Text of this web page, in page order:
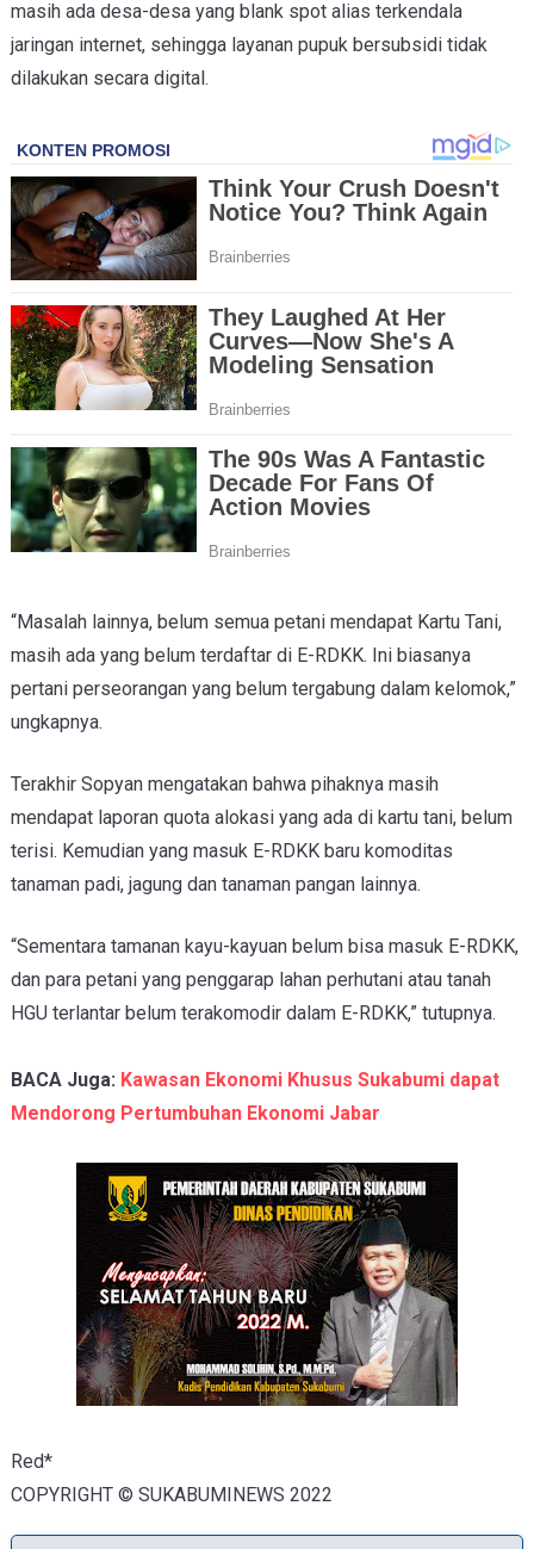
masih ada desa-desa yang blank spot alias terkendala
jaringan internet, sehingga layanan pupuk bersubsidi tidak
dilakukan secara digital.
“Masalah lainnya, belum semua petani mendapat Kartu Tani,
masih ada yang belum terdaftar di E-RDKK. Ini biasanya
pertani perseorangan yang belum tergabung dalam kelomok,”
ungkapnya.
Terakhir Sopyan mengatakan bahwa pihaknya masih
mendapat laporan quota alokasi yang ada di kartu tani, belum
terisi. Kemudian yang masuk E-RDKK baru komoditas
tanaman padi, jagung dan tanaman pangan lainnya.
“Sementara tamanan kayu-kayuan belum bisa masuk E-RDKK,
dan para petani yang penggarap lahan perhutani atau tanah
HGU terlantar belum terakomodir dalam E-RDKK,” tutupnya.
BACA Juga: Kawasan Ekonomi Khusus Sukabumi dapat
Mendorong Pertumbuhan Ekonomi Jabar
Red*
COPYRIGHT © SUKABUMINEWS 2022